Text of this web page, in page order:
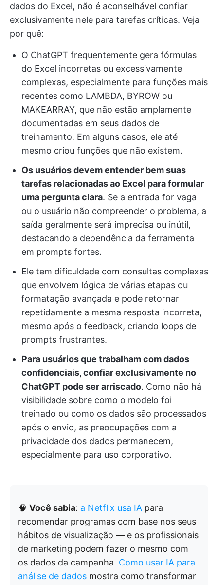
dados do Excel, não é aconselhável confiar
exclusivamente nele para tarefas críticas. Veja
por quê:
O ChatGPT frequentemente gera fórmulas
do Excel incorretas ou excessivamente
complexas, especialmente para funções mais
recentes como LAMBDA, BYROW ou
MAKEARRAY, que não estão amplamente
documentadas em seus dados de
treinamento. Em alguns casos, ele até
mesmo criou funções que não existem.
Os usuários devem entender bem suas
tarefas relacionadas ao Excel para formular
uma pergunta clara. Se a entrada for vaga
ou o usuário não compreender o problema, a
saída geralmente será imprecisa ou inútil,
destacando a dependência da ferramenta
em prompts fortes.
Ele tem dificuldade com consultas complexas
que envolvem lógica de várias etapas ou
formatação avançada e pode retornar
repetidamente a mesma resposta incorreta,
mesmo após o feedback, criando loops de
prompts frustrantes.
Para usuários que trabalham com dados
confidenciais, confiar exclusivamente no
ChatGPT pode ser arriscado. Como não há
visibilidade sobre como o modelo foi
treinado ou como os dados são processados
após o envio, as preocupações com a
privacidade dos dados permanecem,
especialmente para uso corporativo.
🧠 Você sabia: a Netflix usa IA para
recomendar programas com base nos seus
hábitos de visualização — e os profissionais
de marketing podem fazer o mesmo com
os dados da campanha. Como usar IA para
análise de dados mostra como transformar